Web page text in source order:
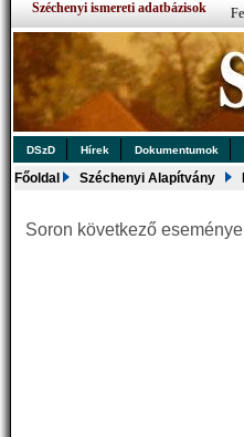
Széchenyi ismereti adatbázisok
DSzD Hírek Dokumentumok
Főoldal Széchenyi Alapítvány
Soron következő